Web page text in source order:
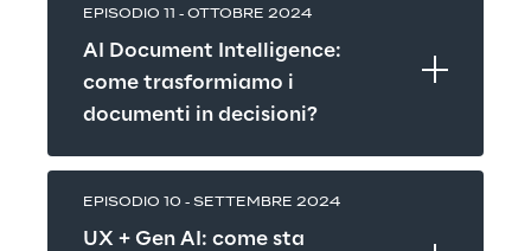
EPISODIO 11 - OTTOBRE 2024
AI Document Intelligence:
come trasformiamo i
documenti in decisioni?
EPISODIO 10 - SETTEMBRE 2024
UX + Gen AI: come sta